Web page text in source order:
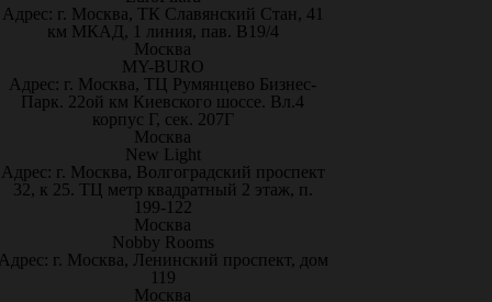
Адрес: г. Москва, ТК Славянский Стан, 41
км МКАД, 1 линия, пав. В19/4
Москва
MY-BURO
Адрес: г. Москва, ТЦ Румянцево Бизнес-
Парк. 22ой км Киевского шоссе. Вл.4
корпус Г, сек. 207Г
Москва
New Light
Адрес: г. Москва, Волгоградский проспект
32, к 25. ТЦ метр квадратный 2 этаж, п.
199-122
Москва
Nobby Rooms
г. Москва, Ленинский проспект, дом
119
Москва